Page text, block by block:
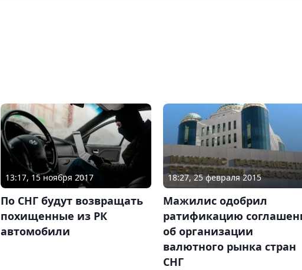
13:17, 15 ноября 2017
По СНГ будут возвращать
похищенные из РК
автомобили
18:27, 25 февраля 2015
Мажилис одобрил
ратификацию
об организации
валютного рынка стран
СНГ